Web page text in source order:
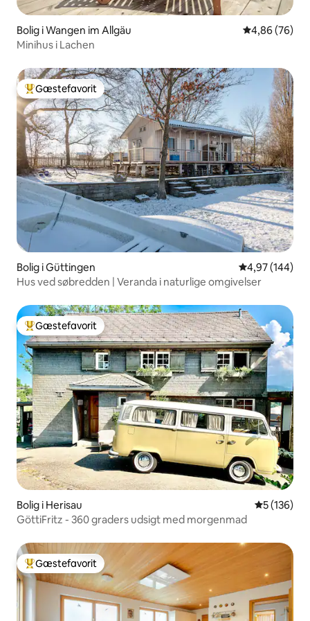
Bolig i Wangen im Allgäu 4,86 ud af 5 i
4,86 (76)
Minihus i Lachen
Bedste gæstefavorit
Gæstefavorit
Bolig i Güttingen 4,97 ud af 5 i
4,97 (144)
Hus ved søbredden | Veranda i naturlige omgivelser
Bedste gæstefavorit
Gæstefavorit
Bolig i Herisau 5 ud af 5 i
5 (136)
GöttiFritz - 360 graders udsigt med morgenmad
Bedste gæstefavorit
Gæstefavorit